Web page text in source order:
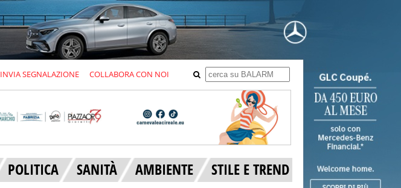
INVIA SEGNALAZIONE COLLABORA CON NOI
POLITICA SANITÀ AMBIENTE STILE E TREND